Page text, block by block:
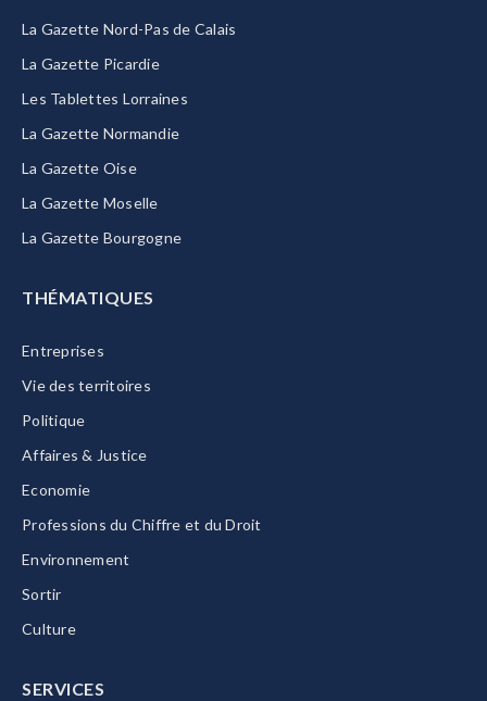
La Gazette Nord-Pas de Calais
La Gazette Picardie
Les Tablettes Lorraines
La Gazette Normandie
La Gazette Oise
La Gazette Moselle
La Gazette Bourgogne
THÉMATIQUES
Entreprises
Vie des territoires
Politique
Affaires & Justice
Economie
Professions du Chiffre et du Droit
Environnement
Sortir
Culture
SERVICES